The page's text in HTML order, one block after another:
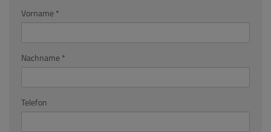
Vorname
Nachname
Telefon